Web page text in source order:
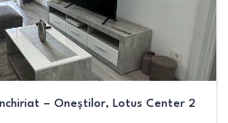
– Oneștilor, Lotus Center 2